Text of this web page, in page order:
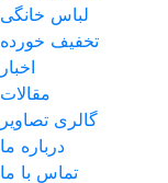
لباس خانگی
تخفیف خورده
اخبار
مقالات
گالری تصاویر
درباره ما
تماس با ما